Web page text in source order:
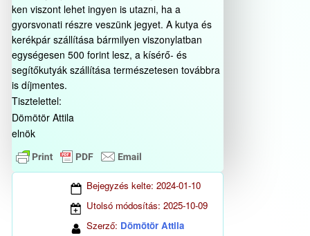
ken viszont lehet ingyen is utazni, ha a
gyorsvonati részre veszünk jegyet. A kutya és
kerékpár szállítása bármilyen viszonylatban
egységesen 500 forint lesz, a kísérő- és
segítőkutyák szállítása természetesen továbbra
is díjmentes.
Tisztelettel:
Dömötör Attila
elnök
Bejegyzés kelte: 2024-01-10
Utolsó módosítás: 2025-10-09
Szerző: Dömötör Attila